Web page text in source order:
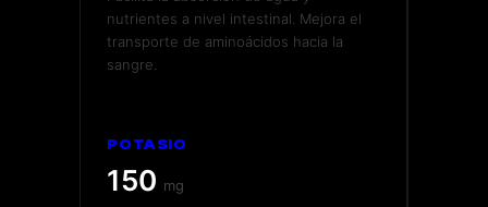
nutrientes a nivel intestinal. Mejora el
transporte de aminoácidos hacia la
sangre.
POTASIO
150 mg